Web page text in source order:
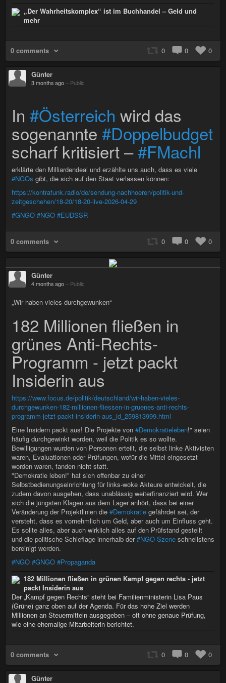
„Der Wahrheitskomplex“ ist im Buchhandel – Geld und
mehr
0 comments 0 0 0
Günter
3 months ago – Public
In #Österreich wird das
sogenannte #Doppelbudget
scharf kritisiert –#FMachl
erklärte den Milliardendeal und erzählte uns auch, dass es viele
#NGOs gibt, die sich auf den Staat verlassen können:
https://kontrafunk.radio/de/sendung-nachhoeren/politik-und-
zeitgeschehen/18-20/18-20-live-2026-04-29
#GNGO #NGO #EUDSSR
0 comments 0 0 0
Günter
4 months ago – Public
„Wir haben vieles durchgewunken“
182 Millionen fließen in
grünes Anti-Rechts-
Programm - jetzt packt
Insiderin aus
https://www.focus.de/politik/deutschland/wir-haben-vieles-
durchgewunken-182-millionen-fliessen-in-gruenes-anti-rechts-
programm-jetzt-packt-insiderin-aus_id_259813999.html
Eine Insidern packt aus! Die Projekte von #Demokratieleben!" seien
häufig durchgewinkt worden, weil die Politik es so wollte.
Bewilligungen wurden von Personen erteilt, die selbst linke Aktivisten
waren, Evaluationen oder Prüfungen, wofür die Mittel eingesetzt
worden waren, fanden nicht statt.
"Demokratie leben!" hat sich offenbar zu einer
Selbstbedienungseinrichtung für links-woke Akteure entwickelt, die
zudem davon ausgehen, dass unablässig weiterfinanziert wird. Wer
sich die jüngsten Klagen aus dem Lager anhört, dass bei einer
Veränderung der Projektlinien die #Demokratie gefährdet sei, der
versteht, dass es vornehmlich um Geld, aber auch um Einfluss geht.
Es sollte alles, aber auch wirklich alles auf den Prüfstand gestellt
und die politische Schieflage innerhalb der#NGO-Szene schnellstens
bereinigt werden.
#NGO #GNGO #Propaganda
182 Millionen fließen in grünen Kampf gegen rechts - jetzt
packt Insiderin aus
Der „Kampf gegen Rechts“ steht bei Familienministerin Lisa Paus
(Grüne) ganz oben auf der Agenda. Für das hohe Ziel werden
Millionen an Steuermitteln ausgegeben – oft ohne genaue Prüfung,
wie eine ehemalige Mitarbeiterin berichtet.
0 comments 0 0 0
Günter